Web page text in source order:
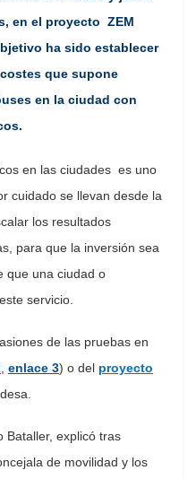
en el proyecto ZEM
ha sido establecer
que supone
en la ciudad con
en las ciudades es uno
cuidado se llevan desde la
los resultados
para que la inversión sea
que una ciudad o
servicio.
de las pruebas en
enlace 3) o del proyecto
Bataller, explicó tras
de movilidad y los